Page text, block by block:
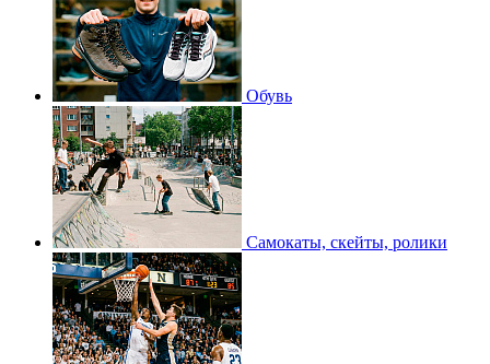
Обувь
Самокаты, скейты, ролики